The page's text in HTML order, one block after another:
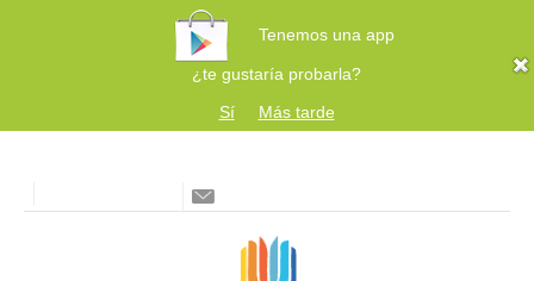
Tenemos una app
¿te gustaría probarla?
Sí
Más tarde